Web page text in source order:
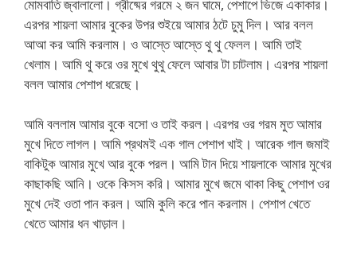
মোমবাতি জ্বালালো। গ্রীষ্মের গরমে ২ জন ঘামে, পেশাপে ভিজে একাকার।
এরপর শায়লা আমার বুকের উপর শুইয়ে আমার ঠটে চুমু দিল। আর বলল
আআ কর আমি করলাম। ও আস্তে আস্তে থু থু ফেলল। আমি তাই
খেলাম। আমি থু করে ওর মুখে থুথু ফেলে আবার টা চাটলাম। এরপর শায়লা
বলল আমার পেশাপ ধরেছে।
আমি বললাম আমার বুকে বসো ও তাই করল। এরপর ওর গরম মুত আমার
মুখে দিতে লাগল। আমি প্রথমই এক গাল পেশাপ খাই। আরেক গাল জমাই
বাকিটুক আমার মুখে আর বুকে পরল। আমি টান দিয়ে শায়লাকে আমার মুখের
কাছাকছি আনি। ওকে কিসস করি। আমার মুখে জমে থাকা কিছু পেশাপ ওর
মুখে দেই ওতা পান করল। আমি কুলি করে পান করলাম। পেশাপ খেতে
খেতে আমার ধন খাড়াল।